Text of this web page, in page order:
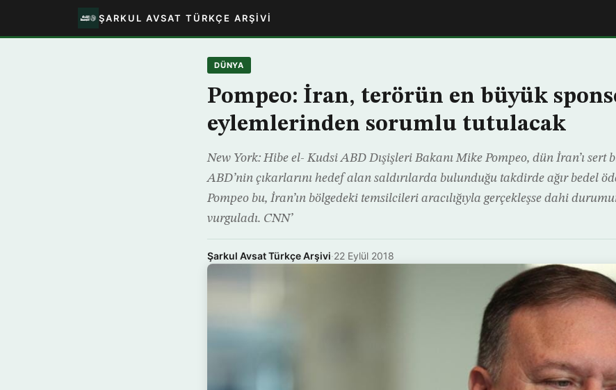
ŞARKUL AVSAT TÜRKÇE ARŞIVI
DÜNYA
Pompeo: İran, terörün en büyük
eylemlerinden sorumlu tutulacak
New York: Hibe el- Kudsi ABD Dışişleri Bakanı Mike Pompeo, dün İran’ı
ABD’nin çıkarlarını hedef alan saldırılarda bulunduğu takdirde ağır bedel
Pompeo bu, İran’ın bölgedeki temsilcileri aracılığıyla gerçekleşse dahi
vurguladı. CNN’
Şarkul Avsat Türkçe Arşivi·22 Eylül 2018